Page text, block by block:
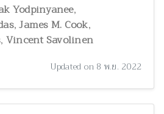
Yodpinyanee,
,James M. Cook,
, Vincent Savolinen
Updated on 8 พ.ย. 2022